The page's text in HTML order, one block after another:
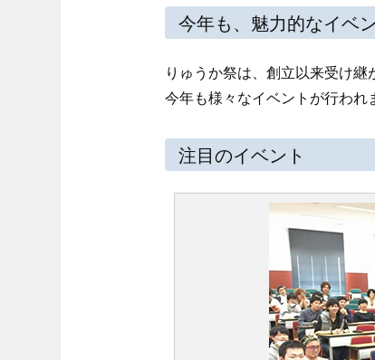
今年も、魅力的なイベ
りゅうか祭は、創立以来受け
今年も様々なイベントが行われ
注目のイベント